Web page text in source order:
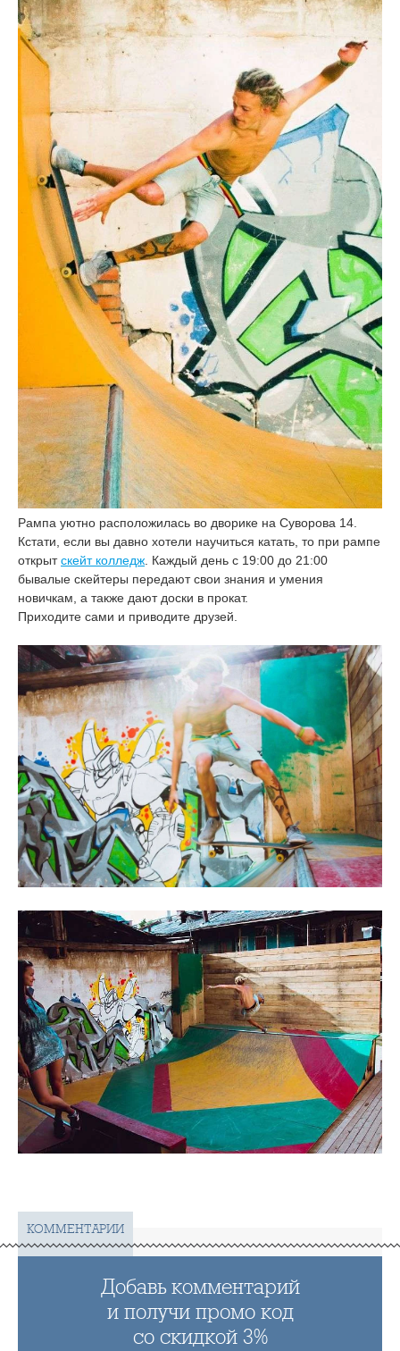
Рампа уютно расположилась во дворике на Суворова 14.
Кстати, если вы давно хотели научиться катать, то при рампе
открытскейт колледж . Каждый день с 19:00 до 21:00
бывалые скейтеры передают свои знания и умения
новичкам, а также дают доски в прокат.
Приходите сами и приводите друзей.
КОММЕНТАРИИ
Добавь комментарий
и получи промо код
со скидкой 3%